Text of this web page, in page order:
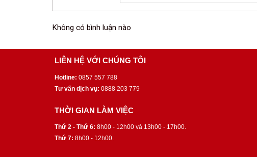
Không có bình luận nào
LIÊN HỆ VỚI CHÚNG TÔI
Hotline: 0857 557 788
Tư vấn dịch vụ: 0888 203 779
THỜI GIAN LÀM VIỆC
Thứ 2 - Thứ 6: 8h00 - 12h00 và 13h00 - 17h00.
Thứ 7: 8h00 - 12h00.